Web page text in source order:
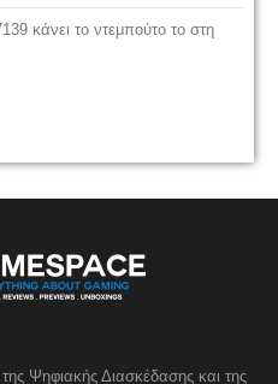
κάνει το ντεμπούτο το στη
Ψηφιακής Διασκέδασης και της